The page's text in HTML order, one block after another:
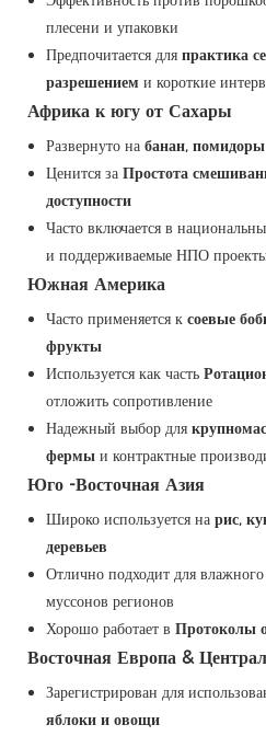
плесени и упаковки
Предпочитается для практика
разрешением и короткие
Африка к югу от Сахары
Развернуто на банан,
Ценится за Простота
доступности
Часто включается в
и поддерживаемые НПО
Южная Америка
Часто применяется к соевые
фрукты
Используется как часть
отложить сопротивление
Надежный выбор для
фермы и контрактные
Юго -Восточная Азия
Широко используется на рис,
деревьев
Отлично подходит для
муссонов регионов
Хорошо работает в Протоколы
Восточная Европа &
Зарегистрирован для
яблоки и овощи